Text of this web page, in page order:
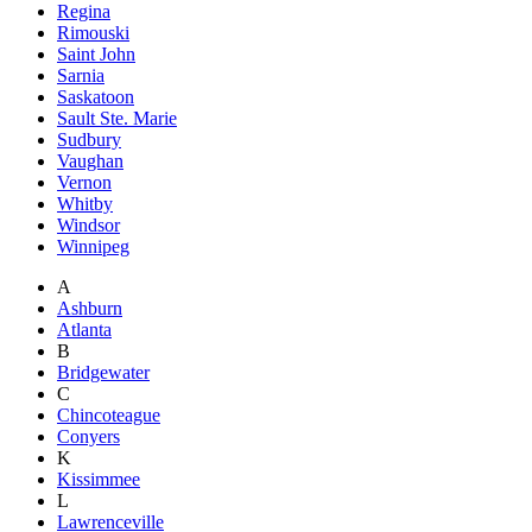
Regina
Rimouski
Saint John
Sarnia
Saskatoon
Sault Ste. Marie
Sudbury
Vaughan
Vernon
Whitby
Windsor
Winnipeg
A
Ashburn
Atlanta
B
Bridgewater
C
Chincoteague
Conyers
K
Kissimmee
L
Lawrenceville